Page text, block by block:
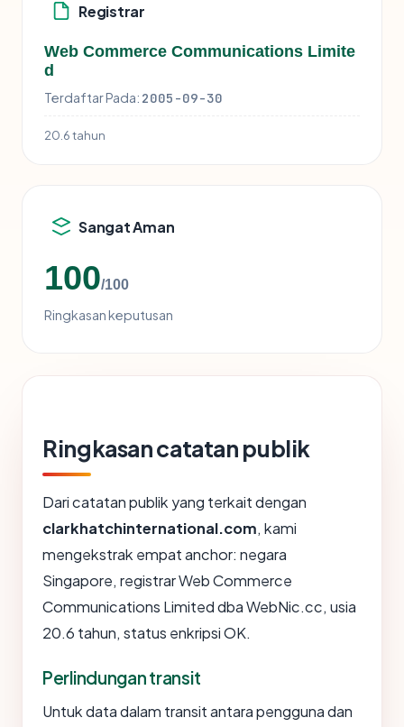
Registrar
Web Commerce Communications Limite
d
Terdaftar Pada: 2005-09-30
20.6 tahun
Sangat Aman
100/100
Ringkasan keputusan
Ringkasan catatan publik
Dari catatan publik yang terkait dengan
clarkhatchinternational.com, kami
mengekstrak empat anchor: negara
Singapore, registrar Web Commerce
Communications Limited dba WebNic.cc, usia
20.6 tahun, status enkripsi OK.
Perlindungan transit
Untuk data dalam transit antara pengguna dan